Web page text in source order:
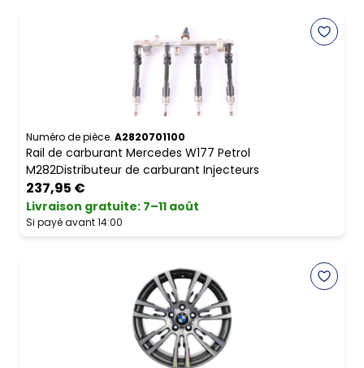
Numéro de pièce. A2820701100
Rail de carburant Mercedes W177 Petrol
M282Distributeur de carburant Injecteurs
237,95 €
Livraison gratuite: 7–11 août
Si payé avant 14:00